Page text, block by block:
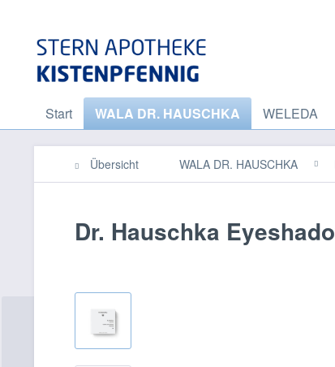
Start WALA DR. HAUSCHKA WELEDA
Übersicht WALA DR. HAUSCHKA
Dr. Hauschka